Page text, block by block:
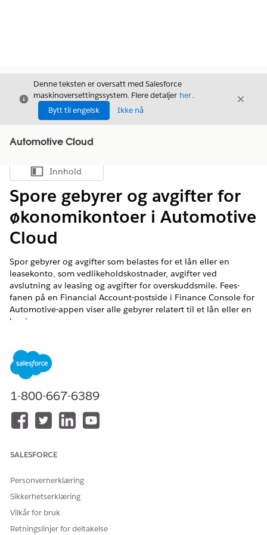
Avslutt
Denne teksten er oversatt med Salesforce
maskinoversettingssystem. Flere detaljer her.
Bytt til engelsk
Ikke nå
Avslutt
Automotive Cloud
Vis innholdsfortegnelse
Innhold
Spore gebyrer og avgifter for
økonomikontoer i Automotive
Cloud
Spor gebyrer og avgifter som belastes for et lån eller en
leasekonto, som vedlikeholdskostnader, avgifter ved
avslutning av leasing og avgifter for overskuddsmile. Fees-
fanen på en Financial Account-postside i Finance Console for
Automotive-appen viser alle gebyrer relatert til et lån eller en
leasing.
Tilgjengelig i
NØDVENDIGE BRUKERTILLATELSER
For å opprette
økonomikontobeløp:
Vanligvis importerer du data for økonomikontobeløp fra
eller bankprogrammer.
Finn og velgØkonomikontoer
Åpne en post og gå til fanen
1-800-667-6389
SALESFORCE
Personvernerklæring
Sikkerhetserklæring
Vilkår for bruk
Retningslinjer for deltakelse